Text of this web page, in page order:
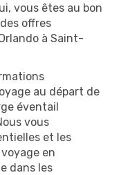
vous êtes au bon
offres
à Saint-
au départ de
éventail
vous
et les
en
dans les